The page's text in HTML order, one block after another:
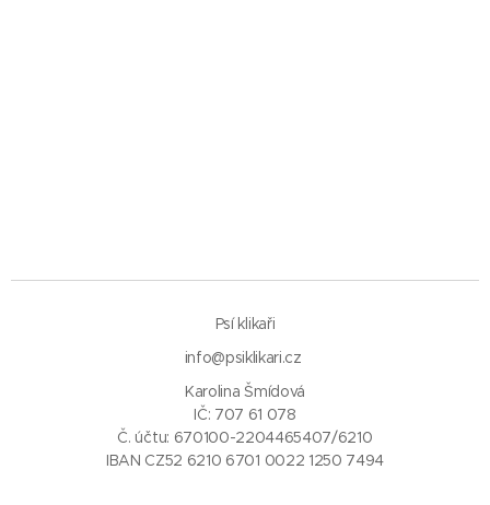
Psí klikaři
info@psiklikari.cz
Karolina Šmídová
IČ: 707 61 078
Č. účtu: 670100-2204465407/6210
IBAN CZ52 6210 6701 0022 1250 7494